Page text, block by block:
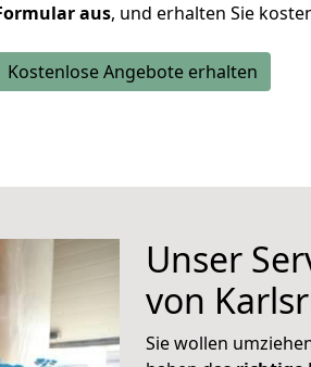
aus, und erhalten Sie
Kostenlose Angebote erhalten
Unser
von
Sie wollen